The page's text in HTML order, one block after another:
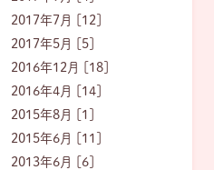
2017年7月 [12]
2017年5月 [5]
2016年12月 [18]
2016年4月 [14]
2015年8月 [1]
2015年6月 [11]
2013年6月 [6]